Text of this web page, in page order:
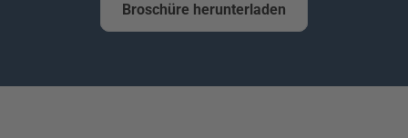
Broschüre herunterladen